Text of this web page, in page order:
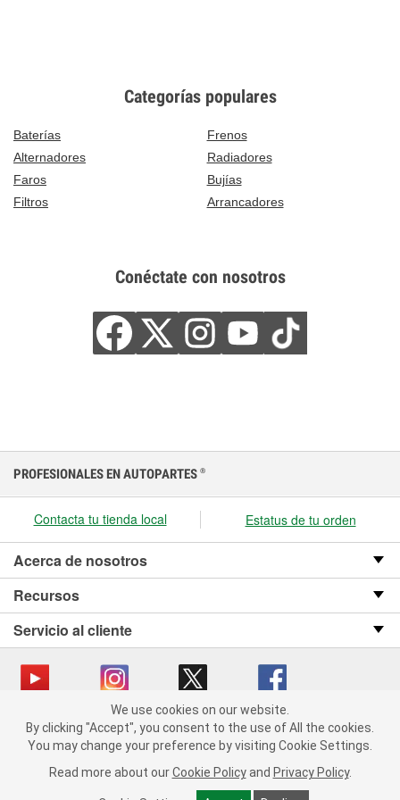
Categorías populares
Baterías
Frenos
Alternadores
Radiadores
Faros
Bujías
Filtros
Arrancadores
Conéctate con nosotros
We use cookies on our website. By clicking "Accept", you consent
to the use of All the cookies.
You may change your preference by visiting Cookie Settings.
Read more about our Cookie Policy and Privacy Policy.
PROFESIONALES EN AUTOPARTES ®
Contacta tu tienda local Estatus de tu orden
Acerca de nosotros
Recursos
Servicio al cliente
Copyright © 2008-2026 O’Reilly Auto Parts v OST_3.2.0.0.729 (3) cv1361
catalog_main
Política de privacidad
Ley de transparencia en las cadenas de suministro
We use cookies on our website.
By clicking "Accept", you consent to the use of All the cookies.
You may change your preference by visiting Cookie Settings.
Read more about our Cookie Policy and Privacy Policy.